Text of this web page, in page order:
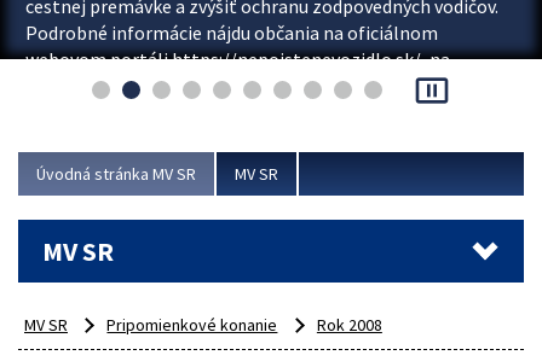
cestnej premávke a zvýšiť ochranu zodpovedných vodičov.
Podrobné informácie nájdu občania na oficiálnom
webovom portáli https://nepoistenevozidlo.sk/, na
ktorom od augusta pribudne aj možnosť overiť si...
pause_presentation
Úvodná stránka MV SR MV SR
MV SR
MV SR Pripomienkové konanie Rok 2008